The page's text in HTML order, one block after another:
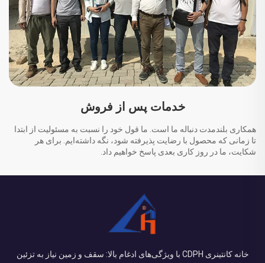
خدمات پس از فروش
همکاری بلندمدت دنباله ما است. ما قول خود را نسبت به مسئولیت از ابتدا
تا زمانی که محصول با رضایت پذیرفته شود، نگه داشته‌ایم. برای هر
شکایت، ما در روز کاری بعدی پاسخ خواهیم داد.
خانه کانتینری CDPH با ویژگی‌های ادغام بالا: سقف و زمین نیاز به تزئین